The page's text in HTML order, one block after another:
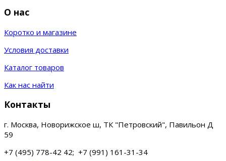
О нас
Коротко и магазине
Условия доставки
Каталог товаров
Как нас найти
Контакты
г. Москва, Новорижское ш, ТК "Петровский", Павильон Д
59
+7 (495) 778-42 42; +7 (991) 161-31-34